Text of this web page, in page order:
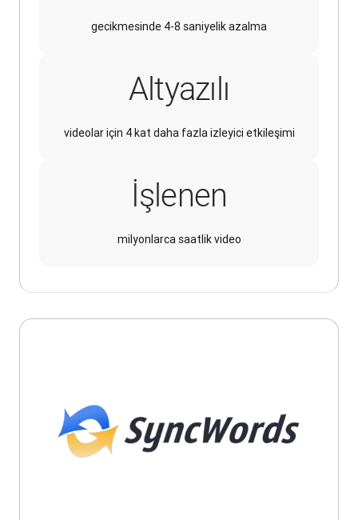
gecikmesinde 4-8 saniyelik azalma
Altyazılı
videolar için 4 kat daha fazla izleyici etkileşimi
İşlenen
milyonlarca saatlik video